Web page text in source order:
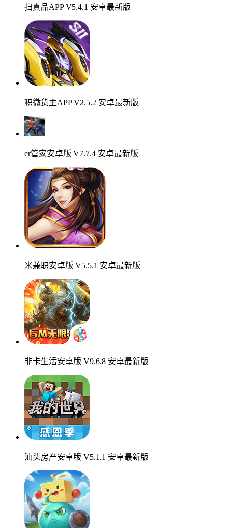
扫真品APP V5.4.1 安卓最新版
积微货主APP V2.5.2 安卓最新版
er管家安卓版 V7.7.4 安卓最新版
米兼职安卓版 V5.5.1 安卓最新版
非卡生活安卓版 V9.6.8 安卓最新版
汕头房产安卓版 V5.1.1 安卓最新版